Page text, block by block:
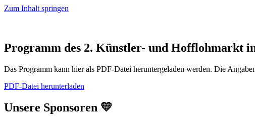
Zum Inhalt springen
Programm des 2. Künstler- und Hofflohmarkt
Das Programm kann hier als PDF-Datei heruntergeladen werden. Die
PDF-Datei herunterladen
Unsere Sponsoren 💛